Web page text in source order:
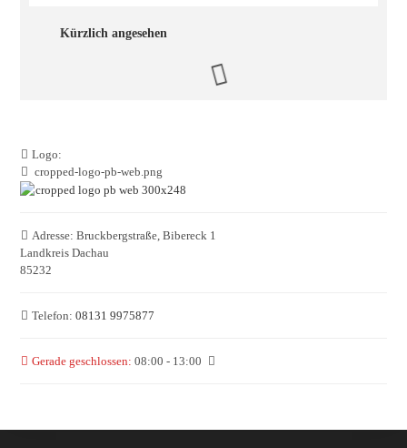
Kürzlich angesehen
Logo:
cropped-logo-pb-web.png
Adresse: Bruckbergstraße, Bibereck 1
Landkreis Dachau
85232
Telefon: 08131 9975877
Gerade geschlossen: 08:00 - 13:00